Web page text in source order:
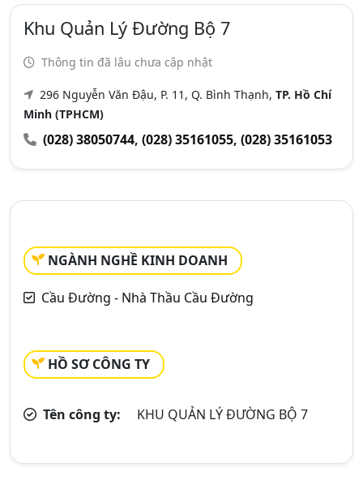
Khu Quản Lý Đường Bộ 7
Thông tin đã lâu chưa cập nhật
296 Nguyễn Văn Đậu, P. 11, Q. Bình Thạnh, TP. Hồ Chí
Minh (TPHCM)
(028) 38050744, (028) 35161055, (028) 35161053
NGÀNH NGHỀ KINH DOANH
Cầu Đường - Nhà Thầu Cầu Đường
HỒ SƠ CÔNG TY
Tên công ty: KHU QUẢN LÝ ĐƯỜNG BỘ 7